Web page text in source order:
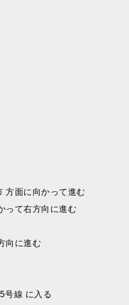
方面に向かって進む
って右方向に進む
向に進む
号線 に入る